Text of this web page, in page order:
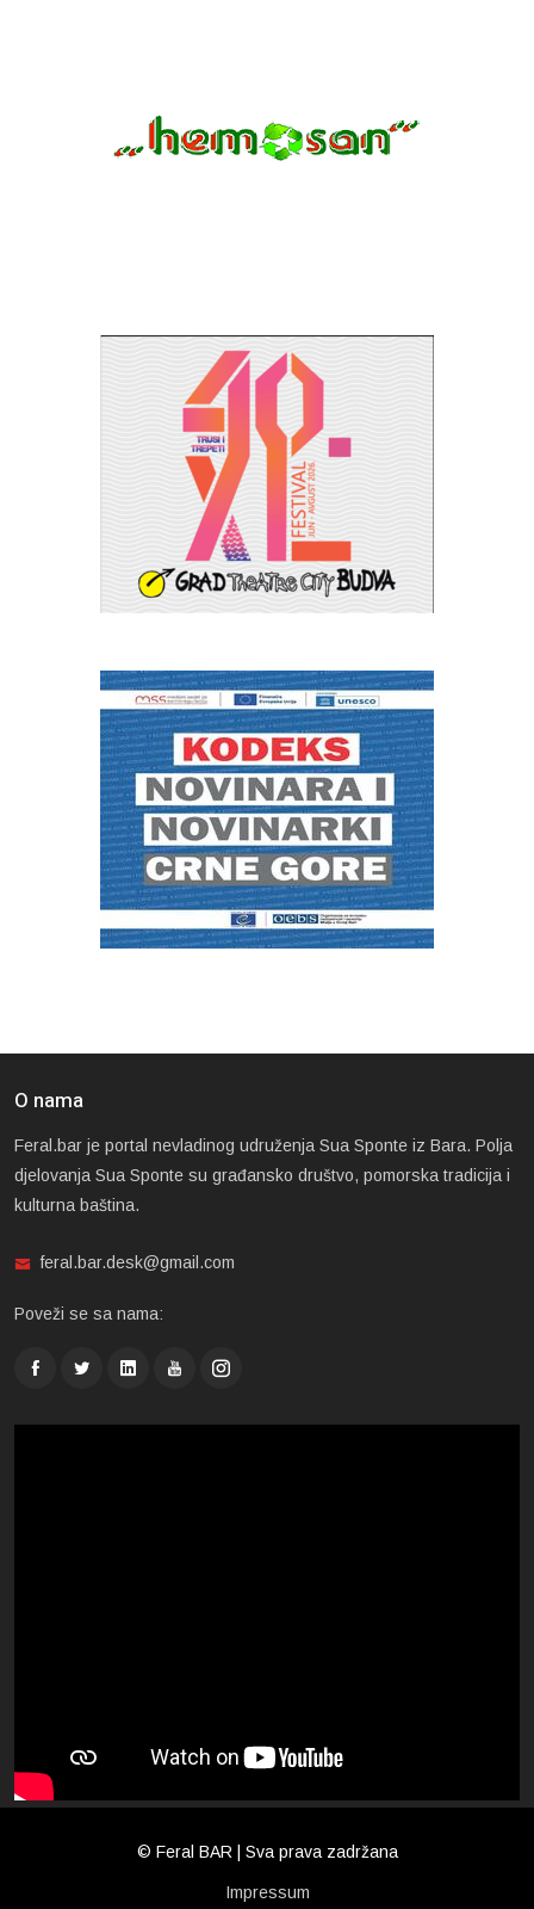
O nama
Feral.bar je portal nevladinog udruženja Sua Sponte iz Bara. Polja
djelovanja Sua Sponte su građansko društvo, pomorska tradicija i
kulturna baština.
feral.bar.desk@gmail.com
Poveži se sa nama:
© Feral BAR | Sva prava zadržana
Impressum